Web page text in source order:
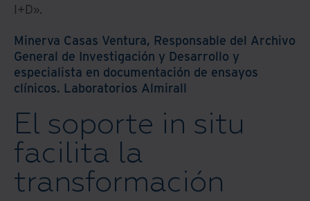
I+D».
Minerva Casas Ventura, Responsable del Archivo
General de Investigación y Desarrollo y
especialista en documentación de ensayos
clínicos. Laboratorios Almirall
El soporte in situ
facilita la
transformación